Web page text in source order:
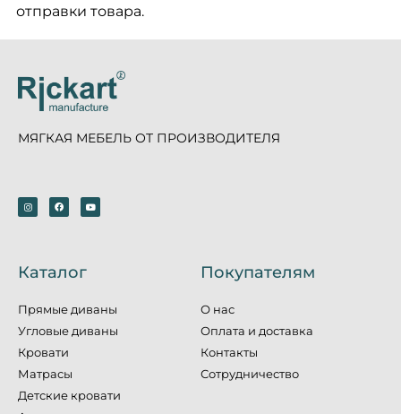
отправки товара.
МЯГКАЯ МЕБЕЛЬ ОТ ПРОИЗВОДИТЕЛЯ
Каталог
Прямые диваны
Угловые диваны
Кровати
Матрасы
Детские кровати
Покупателям
О нас
Оплата и доставка
Контакты
Сотрудничество